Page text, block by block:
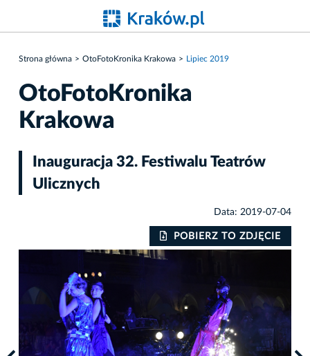
Strona główna OtoFotoKronika Krakowa Lipiec 2019
OtoFotoKronika
Krakowa
Inauguracja 32. Festiwalu Teatrów
Ulicznych
Data: 2019-07-04
POBIERZ TO ZDJĘCIE